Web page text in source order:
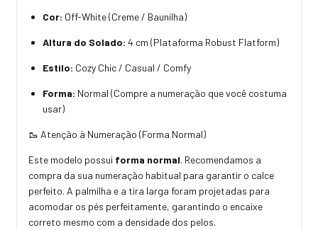
Cor: Off-White (Creme / Baunilha)
Altura do Solado: 4 cm (Plataforma Robust Flatform)
Estilo: Cozy Chic / Casual / Comfy
Forma: Normal (Compre a numeração que você costuma
usar)
🥾 Atenção à Numeração (Forma Normal)
Este modelo possui forma normal. Recomendamos a
compra da sua numeração habitual para garantir o calce
perfeito. A palmilha e a tira larga foram projetadas para
acomodar os pés perfeitamente, garantindo o encaixe
correto mesmo com a densidade dos pelos.